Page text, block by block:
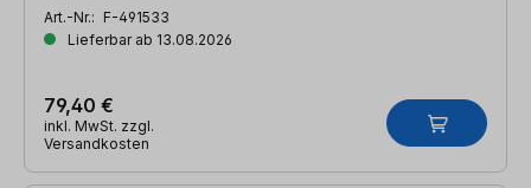
Art.-Nr.: F-491533
Lieferbar ab 13.08.2026
79,40 €
inkl. MwSt. zzgl.
Versandkosten